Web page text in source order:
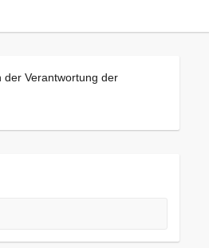
der Verantwortung der